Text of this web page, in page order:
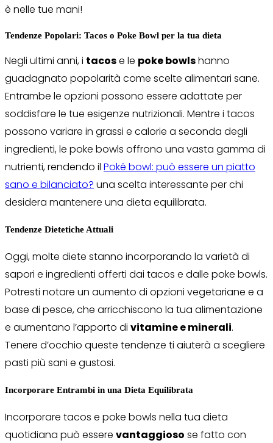
è nelle tue mani!
Tendenze Popolari: Tacos o Poke Bowl per la tua dieta
Negli ultimi anni, i tacose le poke bowlshanno
guadagnato popolarità come scelte alimentari sane.
Entrambe le opzioni possono essere adattate per
soddisfare le tue esigenze nutrizionali. Mentre i tacos
possono variare in grassi e calorie a seconda degli
ingredienti, le poke bowls offrono una vasta gamma di
nutrienti, rendendo il Poké bowl: può essere un piatto
sano e bilanciato? una scelta interessante per chi
desidera mantenere una dieta equilibrata.
Tendenze Dietetiche Attuali
Oggi, molte diete stanno incorporando la varietà di
sapori e ingredienti offerti dai tacos e dalle poke bowls.
Potresti notare un aumento di opzioni vegetariane e a
base di pesce, che arricchiscono la tua alimentazione
e aumentano l’apporto di vitamine e minerali.
Tenere d’occhio queste tendenze ti aiuterà a scegliere
pasti più sani e gustosi.
Incorporare Entrambi in una Dieta Equilibrata
Incorporare tacos e poke bowls nella tua dieta
quotidiana può essere vantaggioso se fatto con